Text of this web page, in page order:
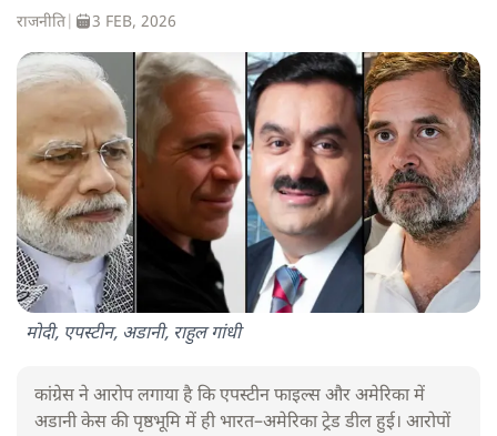
राजनीति 3 FEB, 2026
मोदी, एपस्टीन, अडानी, राहुल गांधी
कांग्रेस ने आरोप लगाया है कि एपस्टीन फाइल्स और अमेरिका में
अडानी केस की पृष्ठभूमि में ही भारत–अमेरिका ट्रेड डील हुई। आरोपों